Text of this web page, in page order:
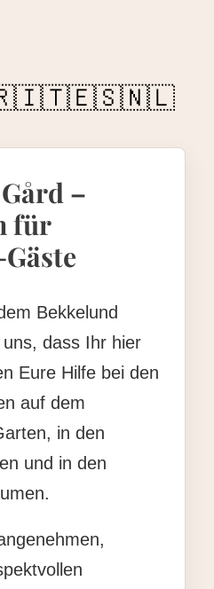
🇮🇹🇪🇸🇳🇱
–
für
Bekkelund
dass Ihr hier
Eure Hilfe bei den
auf dem
in den
und in den